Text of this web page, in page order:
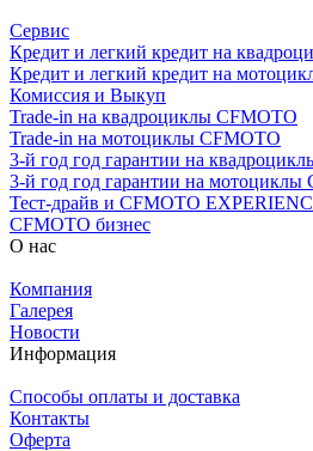
Сервис
Кредит и легкий кредит на
Кредит и легкий кредит на
Комиссия и Выкуп
Trade-in на квадроциклы CFMOTO
Trade-in на мотоциклы CFMOTO
3-й год год гарантии на
3-й год год гарантии на мотоциклы
Тест-драйв и CFMOTO
CFMOTO бизнес
О нас
Компания
Галерея
Новости
Информация
Способы оплаты и доставка
Контакты
Оферта